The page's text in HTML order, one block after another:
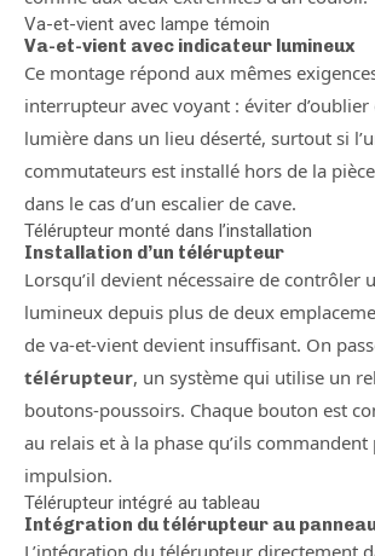
Va-et-vient avec lampe témoin
Va-et-vient avec indicateur lumineux
Ce montage répond aux mêmes
interrupteur avec voyant : éviter d’oublier
lumière dans un lieu déserté, surtout si
commutateurs est installé hors de la
dans le cas d’un escalier de cave.
Télérupteur monté dans l’installation
Installation d’un télérupteur
Lorsqu’il devient nécessaire de contrôler
lumineux depuis plus de deux
de va-et-vient devient insuffisant. On
télérupteur, un système qui utilise un
boutons-poussoirs. Chaque bouton est
au relais et à la phase qu’ils
impulsion.
Télérupteur intégré au tableau
Intégration du télérupteur au
L’intégration du télérupteur directement